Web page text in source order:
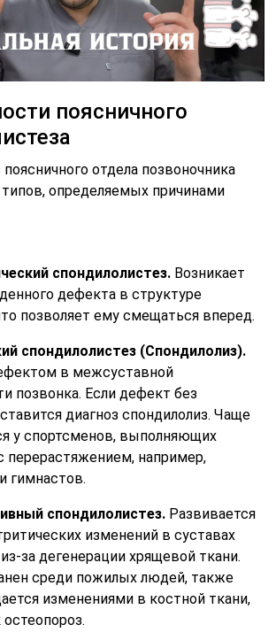
поясничного
отдела позвоночника
типов, определяемых причинами
спондилолистез. Возникает
дефекта в структуре
позволяет ему смещаться вперед.
спондилолистез (Спондилолиз).
в межсуставной
позвонка. Если дефект без
диагноз спондилолиз. Чаще
у спортсменов, выполняющих
перерастяжением, например,
гимнастов.
спондилолистез. Развивается
изменений в суставах
за дегенерации хрящевой ткани.
среди пожилых людей, также
изменениями в костной ткани,